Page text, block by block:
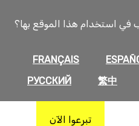
في استخدام هذا الموقع بها؟
FRANÇAIS
繁中
РУССКИЙ
تبرعوا الآن